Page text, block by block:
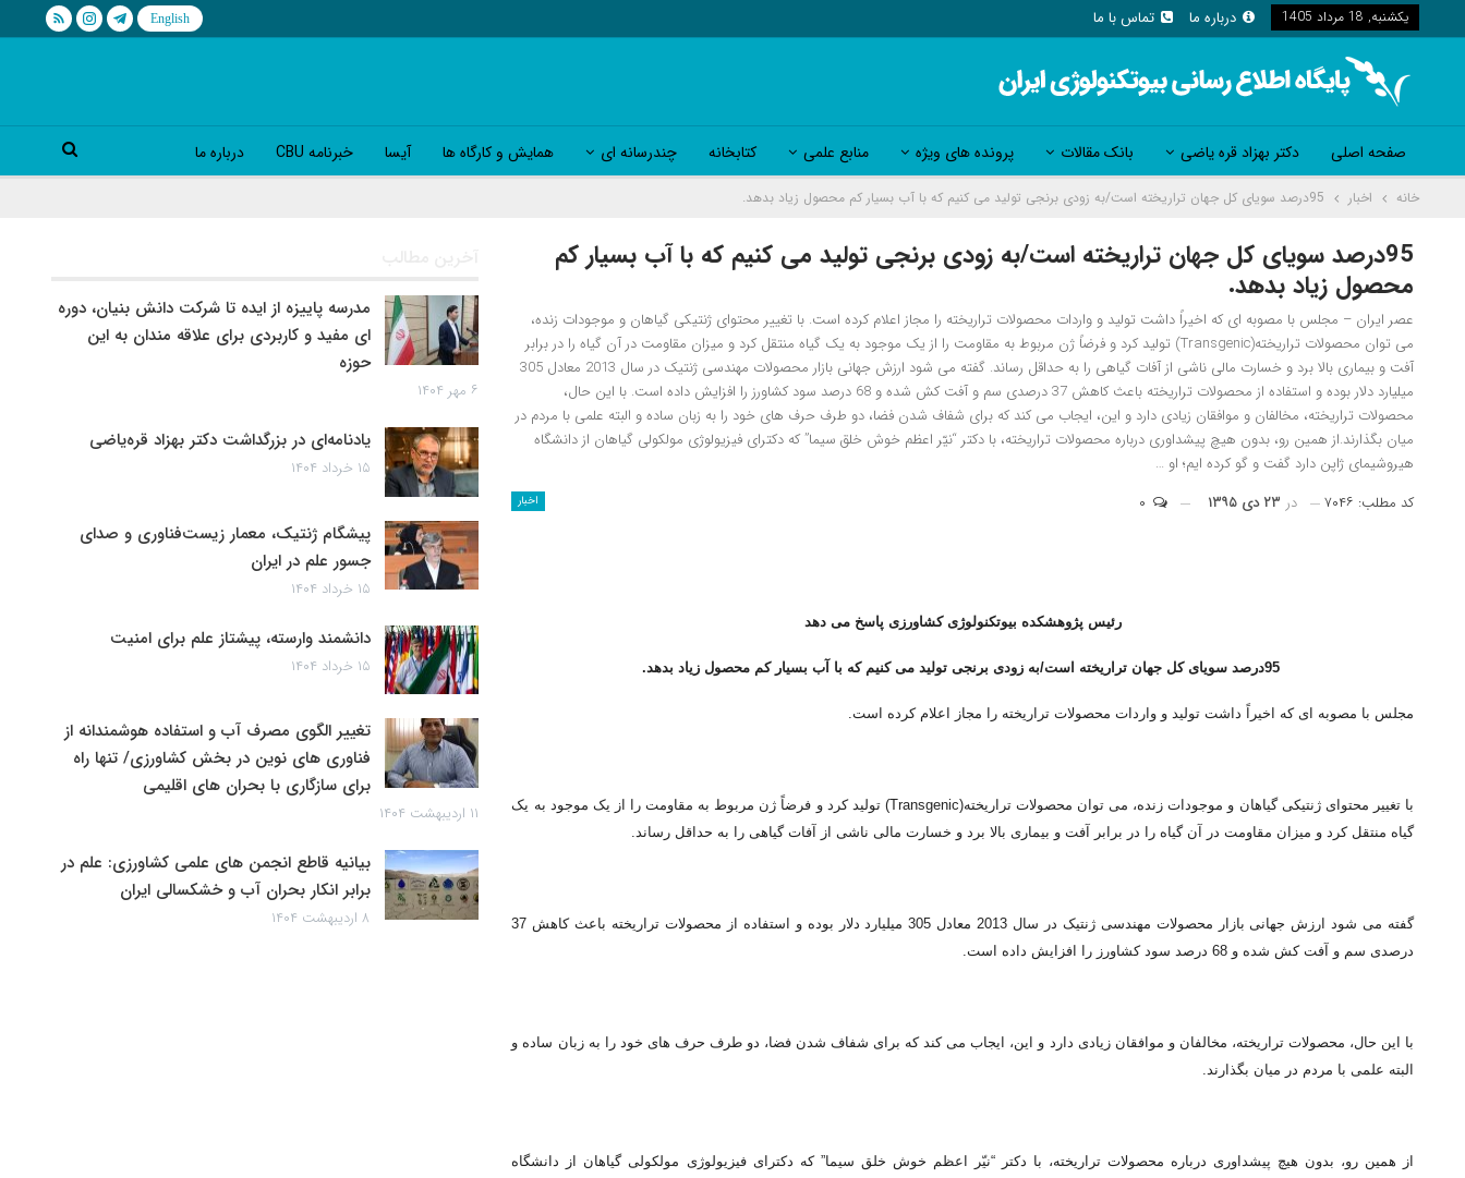
یکشنبه, 18 مرداد 1405 درباره ما تماس با ما
صفحه اصلی دکتر بهزاد قره یاضی بانک مقالات پرونده های ویژه منابع علمی کتابخانه چندرسانه ای همایش و کارگاه ها آیسا خبرنامه CBU درباره ما
خانه اخبار 95درصد سویای کل جهان تراریخته است/به زودی برنجی تولید می کنیم که با آب بسیار کم محصول زیاد بدهد.
95درصد سویای کل جهان تراریخته است/به زودی برنجی تولید می کنیم که با آب بسیار کم
محصول زیاد بدهد.
عصر ایران – مجلس با مصوبه ای که اخیراً داشت تولید و واردات محصولات تراریخته را مجاز اعلام کرده است. با تغییر محتوای ژنتیکی گیاهان و موجودات زنده،
می توان محصولات تراریخته(Transgenic) تولید کرد و فرضاً ژن مربوط به مقاومت را از یک موجود به یک گیاه منتقل کرد و میزان مقاومت در آن گیاه را در برابر
آفت و بیماری بالا برد و خسارت مالی ناشی از آفات گیاهی را به حداقل رساند. گفته می شود ارزش جهانی بازار محصولات مهندسی ژنتیک در سال 2013 معادل 305
میلیارد دلار بوده و استفاده از محصولات تراریخته باعث کاهش 37 درصدی سم و آفت کش شده و 68 درصد سود کشاورز را افزایش داده است. با این حال،
محصولات تراریخته، مخالفان و موافقان زیادی دارد و این، ایجاب می کند که برای شفاف شدن فضا، دو طرف حرف های خود را به زبان ساده و البته علمی با مردم در
میان بگذارند.از همین رو، بدون هیچ پیشداوری درباره محصولات تراریخته، با دکتر “نیّر اعظم خوش خلق سیما” که دکترای فیزیولوژی مولکولی گیاهان از دانشگاه
هیروشیمای ژاپن دارد گفت و گو کرده ایم؛ او …
اخبار کد مطلب: ۷۰۴۶ در ۲۳ دی ۱۳۹۵
رئیس پژوهشکده بیوتکنولوژی کشاورزی پاسخ می دهد
95درصد سویای کل جهان تراریخته است/به زودی برنجی تولید می کنیم که با آب بسیار کم محصول زیاد بدهد.
مجلس با مصوبه ای که اخیراً داشت تولید و واردات محصولات تراریخته را مجاز اعلام کرده است.
با تغییر محتوای ژنتیکی گیاهان و موجودات زنده، می توان محصولات تراریخته(Transgenic) تولید کرد و فرضاً ژن مربوط به مقاومت را از یک موجود به یک
گیاه منتقل کرد و میزان مقاومت در آن گیاه را در برابر آفت و بیماری بالا برد و خسارت مالی ناشی از آفات گیاهی را به حداقل رساند.
گفته می شود ارزش جهانی بازار محصولات مهندسی ژنتیک در سال 2013 معادل 305 میلیارد دلار بوده و استفاده از محصولات تراریخته باعث کاهش 37
درصدی سم و آفت کش شده و 68 درصد سود کشاورز را افزایش داده است.
با این حال، محصولات تراریخته، مخالفان و موافقان زیادی دارد و این، ایجاب می کند که برای شفاف شدن فضا، دو طرف حرف های خود را به زبان ساده و
البته علمی با مردم در میان بگذارند.
از همین رو، بدون هیچ پیشداوری درباره محصولات تراریخته، با دکتر “نیّر اعظم خوش خلق سیما” که دکترای فیزیولوژی مولکولی گیاهان از دانشگاه
آخرین مطالب
مدرسه پاییزه از ایده تا شرکت دانش بنیان، دوره
ای مفید و کاربردی برای علاقه مندان به این
حوزه
۶ مهر ۱۴۰۴
یادنامه‌ای در بزرگداشت دکتر بهزاد قره‌یاضی
۱۵ خرداد ۱۴۰۴
پیشگام ژنتیک، معمار زیست‌فناوری و صدای
جسور علم در ایران
۱۵ خرداد ۱۴۰۴
دانشمند وارسته، پیشتاز علم برای امنیت
۱۵ خرداد ۱۴۰۴
تغییر الگوی مصرف آب و استفاده هوشمندانه از
فناوری های نوین در بخش کشاورزی/ تنها راه
برای سازگاری با بحران های اقلیمی
۱۱ اردیبهشت ۱۴۰۴
بیانیه قاطع انجمن های علمی کشاورزی: علم در
برابر انکار بحران آب و خشکسالی ایران
۸ اردیبهشت ۱۴۰۴